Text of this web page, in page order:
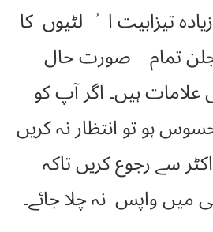
تیزابیت ا ُ لٹیوں کا
جلن تمام صورت حال
ہیں۔ اگر آپ کو
ہو تو انتظار نہ کریں
سے رجوع کریں تاکہ
میں واپس نہ چلا جائے۔